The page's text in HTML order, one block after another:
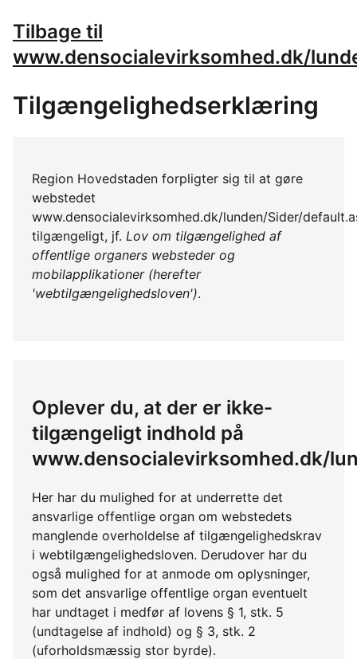
Tilbage til
www.densocialevirksomhed.dk/
Tilgængelighedserklæring
Region Hovedstaden forpligter sig til at gøre
webstedet
www.densocialevirksomhed.dk/lunden/Sider/
tilgængeligt, jf. Lov om tilgængelighed af
offentlige organers websteder og
mobilapplikationer (herefter
'webtilgængelighedsloven').
Oplever du, at der er ikke-
tilgængeligt indhold på
www.densocialevirksomhed.dk/
Her har du mulighed for at underrette det
ansvarlige offentlige organ om webstedets
manglende overholdelse af tilgængelighedskrav
i webtilgængelighedsloven. Derudover har du
også mulighed for at anmode om oplysninger,
som det ansvarlige offentlige organ eventuelt
har undtaget i medfør af lovens § 1, stk. 5
(undtagelse af indhold) og § 3, stk. 2
(uforholdsmæssig stor byrde).